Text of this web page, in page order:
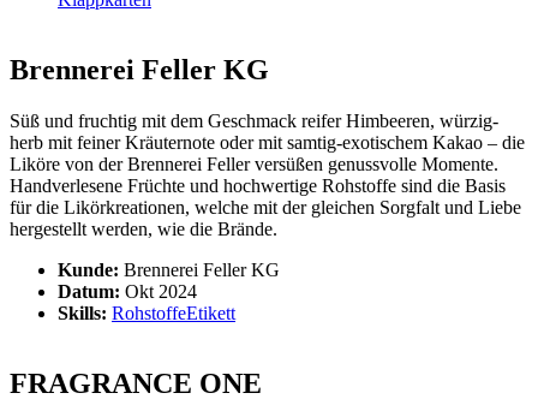
Brennerei Feller KG
Süß und fruchtig mit dem Geschmack reifer Himbeeren, würzig-
herb mit feiner Kräuternote oder mit samtig-exotischem Kakao – die
Liköre von der Brennerei Feller versüßen genussvolle Momente.
Handverlesene Früchte und hochwertige Rohstoffe sind die Basis
für die Likörkreationen, welche mit der gleichen Sorgfalt und Liebe
hergestellt werden, wie die Brände.
Kunde: Brennerei Feller KG
Datum: Okt 2024
Skills: RohstoffeEtikett
FRAGRANCE ONE